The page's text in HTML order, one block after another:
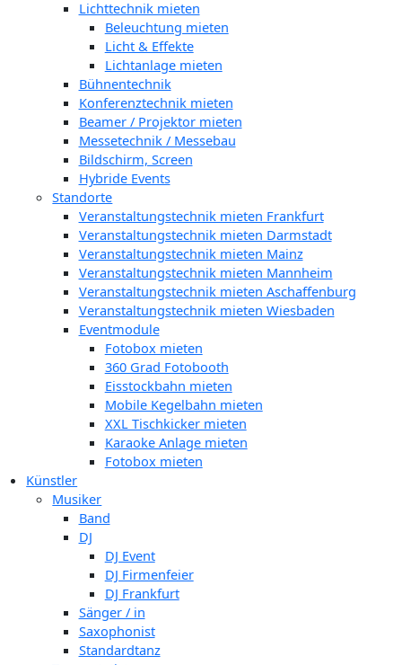
Lichttechnik mieten
Beleuchtung mieten
Licht & Effekte
Lichtanlage mieten
Bühnentechnik
Konferenztechnik mieten
Beamer / Projektor mieten
Messetechnik / Messebau
Bildschirm, Screen
Hybride Events
Standorte
Veranstaltungstechnik mieten Frankfurt
Veranstaltungstechnik mieten Darmstadt
Veranstaltungstechnik mieten Mainz
Veranstaltungstechnik mieten Mannheim
Veranstaltungstechnik mieten Aschaffenburg
Veranstaltungstechnik mieten Wiesbaden
Eventmodule
Fotobox mieten
360 Grad Fotobooth
Eisstockbahn mieten
Mobile Kegelbahn mieten
XXL Tischkicker mieten
Karaoke Anlage mieten
Fotobox mieten
Künstler
Musiker
Band
DJ
DJ Event
DJ Firmenfeier
DJ Frankfurt
Sänger / in
Saxophonist
Standardtanz